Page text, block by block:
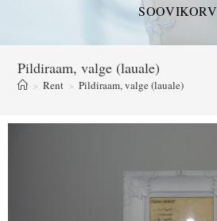
SOOVIKORV
Pildiraam, valge (lauale)
> Rent > Pildiraam, valge (lauale)